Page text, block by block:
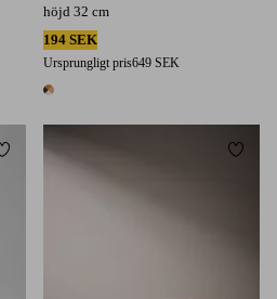
höjd 32 cm
194 SEK
Ursprungligt pris649 SEK
1 färg
Lägg till i favoriter Lägg